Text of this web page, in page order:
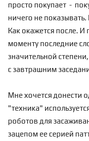
просто покупает -
ничего не
Как окажется после. И
моменту последние
значительной
с завтрашним
Мне хочется донести
"техника"
роботов для
зацепом ее серией